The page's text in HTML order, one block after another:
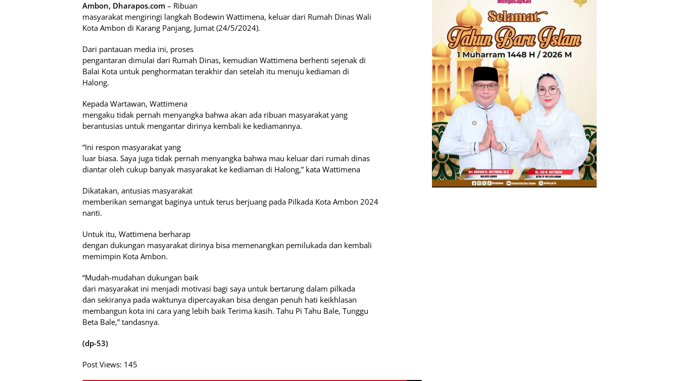
Ambon, Dharapos.com – Ribuan
masyarakat mengiringi langkah Bodewin Wattimena, keluar dari Rumah Dinas Wali
Kota Ambon di Karang Panjang, Jumat (24/5/2024).
Dari pantauan media ini, proses
pengantaran dimulai dari Rumah Dinas, kemudian Wattimena berhenti sejenak di
Balai Kota untuk penghormatan terakhir dan setelah itu menuju kediaman di
Halong.
Kepada Wartawan, Wattimena
mengaku tidak pernah menyangka bahwa akan ada ribuan masyarakat yang
berantusias untuk mengantar dirinya kembali ke kediamannya.
“Ini respon masyarakat yang
luar biasa. Saya juga tidak pernah menyangka bahwa mau keluar dari rumah dinas
diantar oleh cukup banyak masyarakat ke kediaman di Halong,” kata Wattimena
Dikatakan, antusias masyarakat
memberikan semangat baginya untuk terus berjuang pada Pilkada Kota Ambon 2024
nanti.
Untuk itu, Wattimena berharap
dengan dukungan masyarakat dirinya bisa memenangkan pemilukada dan kembali
memimpin Kota Ambon.
“Mudah-mudahan dukungan baik
dari masyarakat ini menjadi motivasi bagi saya untuk bertarung dalam pilkada
dan sekiranya pada waktunya dipercayakan bisa dengan penuh hati keikhlasan
membangun kota ini cara yang lebih baik Terima kasih. Tahu Pi Tahu Bale, Tunggu
Beta Bale,” tandasnya.
(dp-53)
Post Views: 145